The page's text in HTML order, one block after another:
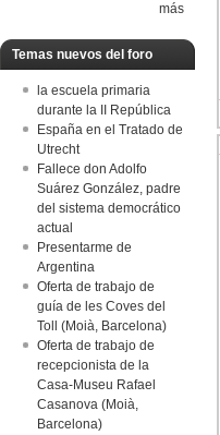
más
Temas nuevos del foro
la escuela primaria
durante la II República
España en el Tratado de
Utrecht
Fallece don Adolfo
Suárez González, padre
del sistema democrático
actual
Presentarme de
Argentina
Oferta de trabajo de
guía de les Coves del
Toll (Moià, Barcelona)
Oferta de trabajo de
recepcionista de la
Casa-Museu Rafael
Casanova (Moià,
Barcelona)